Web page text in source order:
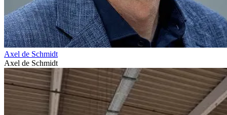
Axel de Schmidt
Axel de Schmidt